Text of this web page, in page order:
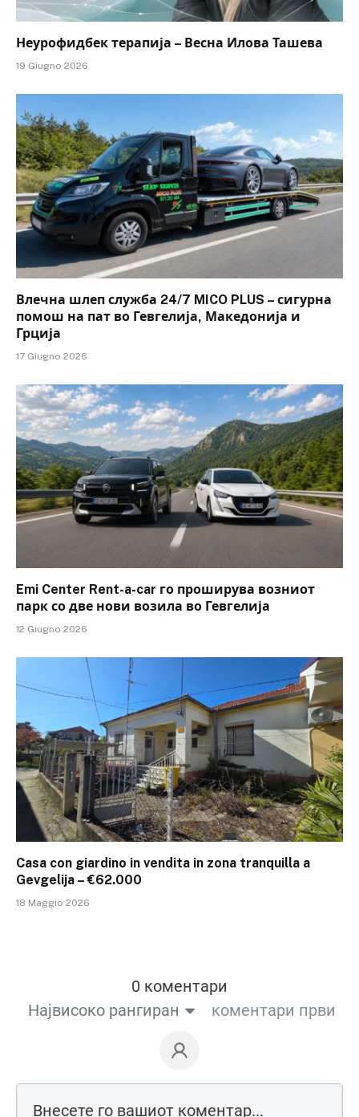
Неурофидбек терапија – Весна Илова Ташева
19 Giugno 2026
Влечна шлеп служба 24/7 MICO PLUS – сигурна
помош на пат во Гевгелија, Македонија и
Грција
17 Giugno 2026
Emi Center Rent-a-car го проширува возниот
парк со две нови возила во Гевгелија
12 Giugno 2026
Casa con giardino in vendita in zona tranquilla a
Gevgelija – €62.000
18 Maggio 2026
0 коментари
Највисоко рангиран
коментари први